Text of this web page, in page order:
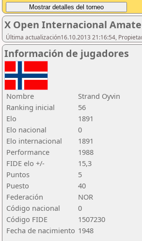
X Open Internacional
Última actualización16.10.2013 21:16:54,
Información de jugadores
Nombre
Strand Oyvin
Ranking inicial
56
Elo
1891
Elo nacional
0
Elo internacional
1891
Performance
1988
FIDE elo +/-
15,3
Puntos
5
Puesto
40
Federación
NOR
Código nacional
0
Código FIDE
1507230
Fecha de nacimiento 1948